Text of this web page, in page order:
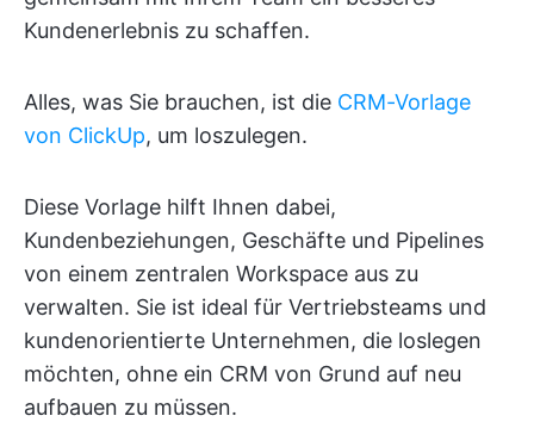
Kundenerlebnis zu schaffen.
Alles, was Sie brauchen, ist die CRM-Vorlage
von ClickUp, um loszulegen.
Diese Vorlage hilft Ihnen dabei,
Kundenbeziehungen, Geschäfte und Pipelines
von einem zentralen Workspace aus zu
verwalten. Sie ist ideal für Vertriebsteams und
kundenorientierte Unternehmen, die loslegen
möchten, ohne ein CRM von Grund auf neu
aufbauen zu müssen.